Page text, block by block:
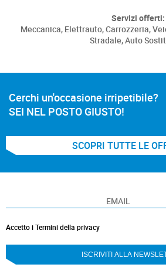
Servizi offerti:
Meccanica,Elettrauto,Carrozzeria,
Stradale,Auto
Cerchi un'occasione irripetibile?
SEI NEL POSTO GIUSTO!
SCOPRI TUTTE LE
Accetto i Termini della privacy